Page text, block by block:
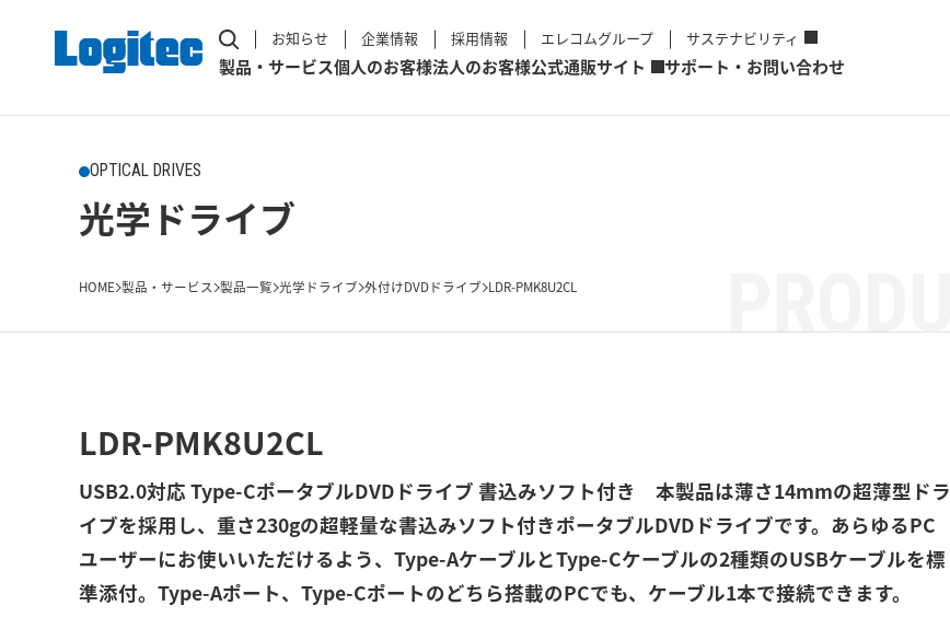
お知らせ 企業情報 採用情報 エレコムグループ サステナビリティ
製品・サービス個人のお客様法人のお客様公式通販サイト サポート・お問い合わせ
OPTICAL DRIVES
光学ドライブ
HOME 製品・サービス 製品一覧 光学ドライブ 外付けDVDドライブ LDR-PMK8U2CL
LDR-PMK8U2CL
USB2.0対応 Type-CポータブルDVDドライブ 書込みソフト付き 本製品は薄さ14mmの超薄型ドラ
イブを採用し、重さ230gの超軽量な書込みソフト付きポータブルDVDドライブです。あらゆるPC
ユーザーにお使いいただけるよう、Type-AケーブルとType-Cケーブルの2種類のUSBケーブルを標
準添付。Type-Aポート、Type-Cポートのどちら搭載のPCでも、ケーブル1本で接続できます。